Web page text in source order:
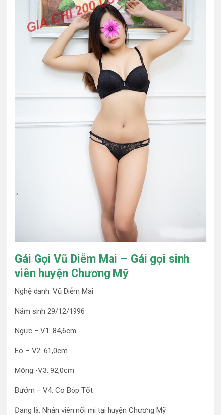
Gái Gọi Vũ Diễm Mai – Gái gọi sinh
viên huyện Chương Mỹ
Nghệ danh: Vũ Diễm Mai
Năm sinh 29/12/1996
Ngực – V1: 84,6cm
Eo – V2: 61,0cm
Mông -V3: 92,0cm
Bướm – V4: Co Bóp Tốt
Đang là: Nhân viên nối mi tại huyện Chương Mỹ